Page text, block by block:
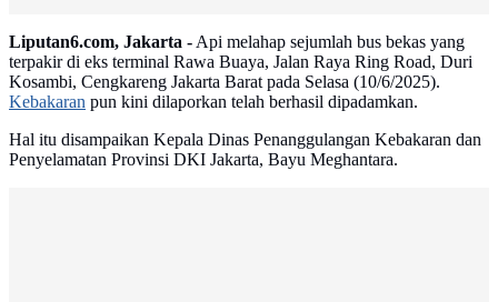
Liputan6.com, Jakarta -Api melahap sejumlah bus bekas yang
terpakir di eks terminal Rawa Buaya, Jalan Raya Ring Road, Duri
Kosambi, Cengkareng Jakarta Barat pada Selasa (10/6/2025).
Kebakaran pun kini dilaporkan telah berhasil dipadamkan.
Hal itu disampaikan Kepala Dinas Penanggulangan Kebakaran dan
Penyelamatan Provinsi DKI Jakarta, Bayu Meghantara.